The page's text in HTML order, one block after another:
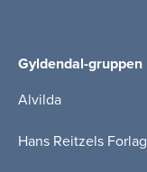
Gyldendal-gruppen
Alvilda
Hans Reitzels Forlag